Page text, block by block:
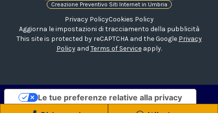
Creazione Preventivo Siti Internet in Umbria
Privacy PolicyCookies Policy
Aggiorna le impostazioni di tracciamento della pubblicità
This site is protected by reCAPTCHA and the Google Privacy
Policyand Terms of Serviceapply.
Le tue preferenze relative alla privacy